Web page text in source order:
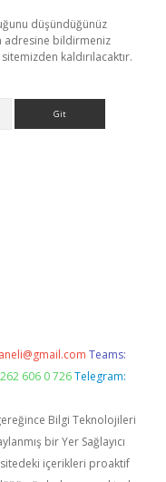
düşündüğünüz
adresine bildirmeniz
kaldırılacaktır.
Teams:
606 0 726 Telegram:
Bilgi Teknolojileri
bir Yer Sağlayıcı
içerikleri proaktif